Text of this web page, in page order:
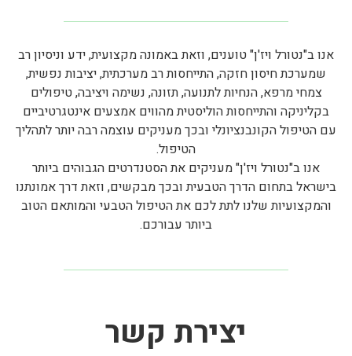
אנו ב"נטורל ויז'ן" טוענים, וזאת באמונה מקצועית, ידע וניסיון רב
שמערכת חיסון חזקה, התייחסות רב מערכתית, יציבות נפשית,
צמחי מרפא, הנחיות לתנועה, תזונה, נשימה ויציבה, טיפולים
בקליניקה והתייחסות הוליסטית מהווים אמצעים אינטגרטיביים
עם הטיפול הקונבנציונלי ובכך מעניקים עוצמה רבה יותר לתהליך
הטיפול.
אנו ב"נטורל ויז'ן" מעניקים את הסטנדרטים הגבוהים ביותר
בישראל בתחום הדרך הטבעית ובכך מבקשים, וזאת דרך אמונתנו
והמקצועיות שלנו לתת לכם את הטיפול הטבעי והמותאם הטוב
ביותר עבורכם.
יצירת קשר